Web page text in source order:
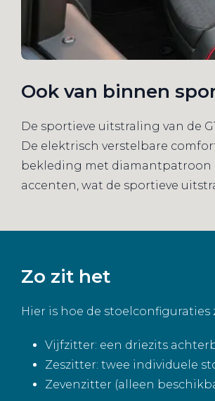
Ook van binnen
De sportieve uitstraling van de
De elektrisch verstelbare
bekleding met diamantpatroon
accenten, wat de sportieve
Zo zit het
Hier is hoe de
Vijfzitter: een driezits
Zeszitter: twee individuele
Zevenzitter (alleen